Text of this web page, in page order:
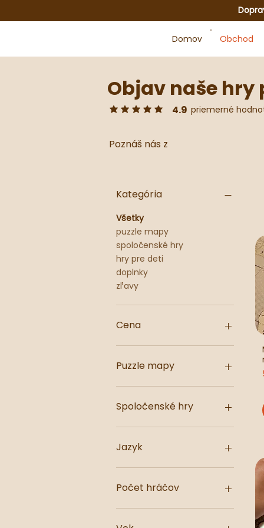
Domov Obchod
Objav naše hry
priemerné hodnotenie je 4.9 z 5
4.9 priemerné
Kategória
Všetky
puzzle mapy
spoločenské hry
hry pre deti
doplnky
zľavy
Cena
1 €
Puzzle mapy
Slovensko
Česko
Svet
Spoločenské hry
kartové hry
pexeso
Jazyk
SK slovenčina
CZ čeština
Počet hráčov
1 (sólo)
1+
Poznáš nás z